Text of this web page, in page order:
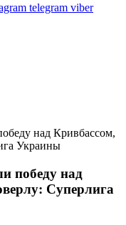
telegram viber
над Кривбассом,
Украины
победу над
Суперлига